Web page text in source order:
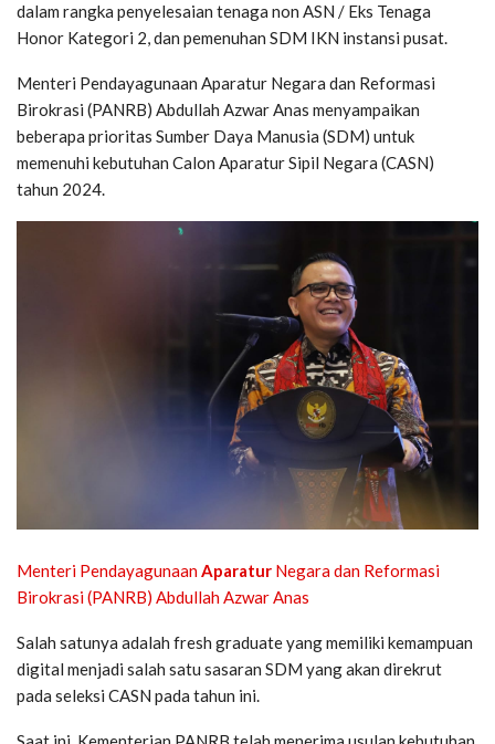
dalam rangka penyelesaian tenaga non ASN / Eks Tenaga
Honor Kategori 2, dan pemenuhan SDM IKN instansi pusat.
Menteri Pendayagunaan Aparatur Negara dan Reformasi
Birokrasi (PANRB) Abdullah Azwar Anas menyampaikan
beberapa prioritas Sumber Daya Manusia (SDM) untuk
memenuhi kebutuhan Calon Aparatur Sipil Negara (CASN)
tahun 2024.
Menteri PendayagunaanAparatur Negara dan Reformasi
Birokrasi (PANRB) Abdullah Azwar Anas
Salah satunya adalah fresh graduate yang memiliki kemampuan
digital menjadi salah satu sasaran SDM yang akan direkrut
pada seleksi CASN pada tahun ini.